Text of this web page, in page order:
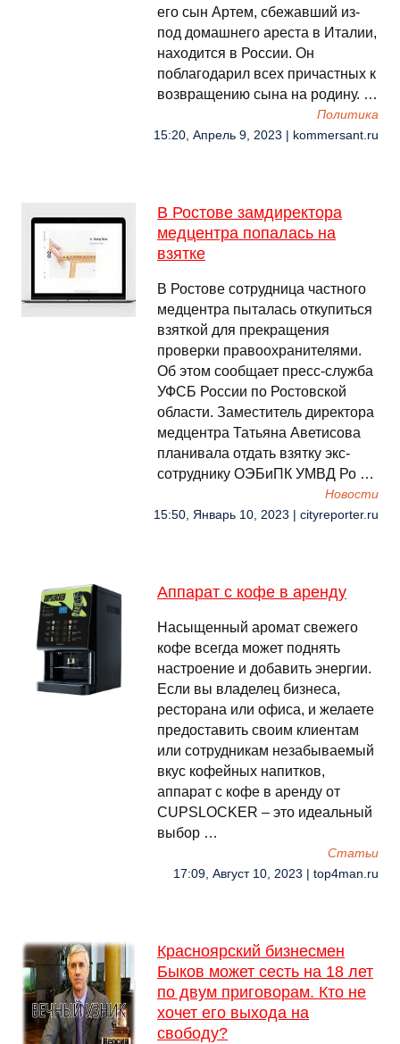
его сын Артем, сбежавший из-
под домашнего ареста в Италии,
находится в России. Он
поблагодарил всех причастных к
возвращению сына на родину. …
Политика
15:20, Апрель 9, 2023 | kommersant.ru
В Ростове замдиректора
медцентра попалась на
взятке
В Ростове сотрудница частного
медцентра пыталась откупиться
взяткой для прекращения
проверки правоохранителями.
Об этом сообщает пресс-служба
УФСБ России по Ростовской
области. Заместитель директора
медцентра Татьяна Аветисова
планивала отдать взятку экс-
сотруднику ОЭБиПК УМВД Ро …
Новости
15:50, Январь 10, 2023 | cityreporter.ru
Аппарат с кофе в аренду
Насыщенный аромат свежего
кофе всегда может поднять
настроение и добавить энергии.
Если вы владелец бизнеса,
ресторана или офиса, и желаете
предоставить своим клиентам
или сотрудникам незабываемый
вкус кофейных напитков,
аппарат с кофе в аренду от
CUPSLOCKER – это идеальный
выбор …
Cтатьи
17:09, Август 10, 2023 | top4man.ru
Красноярский бизнесмен
Быков может сесть на 18 лет
по двум приговорам. Кто не
хочет его выхода на
свободу?